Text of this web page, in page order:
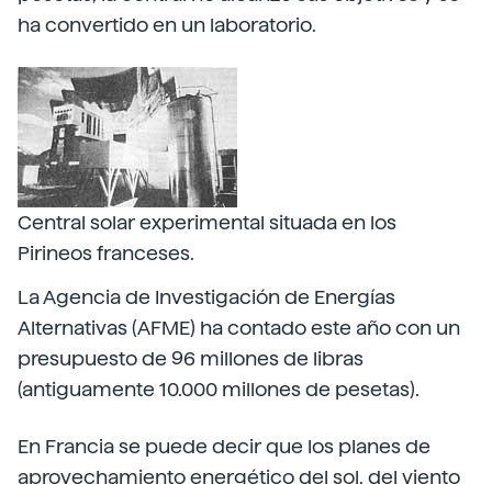
ha convertido en un laboratorio.
Central solar experimental situada en los
Pirineos franceses.
La Agencia de Investigación de Energías
Alternativas (AFME) ha contado este año con un
presupuesto de 96 millones de libras
(antiguamente 10.000 millones de pesetas).
En Francia se puede decir que los planes de
aprovechamiento energético del sol, del viento